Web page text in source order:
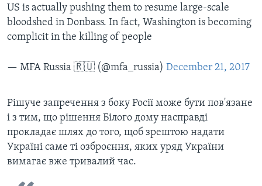
US is actually pushing them to resume large-scale
bloodshed in Donbass. In fact, Washington is becoming
complicit in the killing of people
— MFA Russia 🇷🇺 (@mfa_russia) December 21, 2017
Рішуче запречення з боку Росії може бути пов'язане
і з тим, що рішення Білого дому насправді
прокладає шлях до того, щоб зрештою надати
Україні саме ті озброєння, яких уряд України
вимагає вже тривалий час.